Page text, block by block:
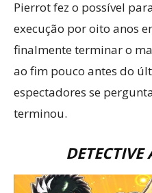
Pierrot fez o possível
execução por oito anos
finalmente terminar o
ao fim pouco antes do
espectadores se
terminou.